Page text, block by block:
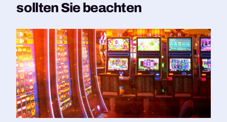
sollten Sie beachten